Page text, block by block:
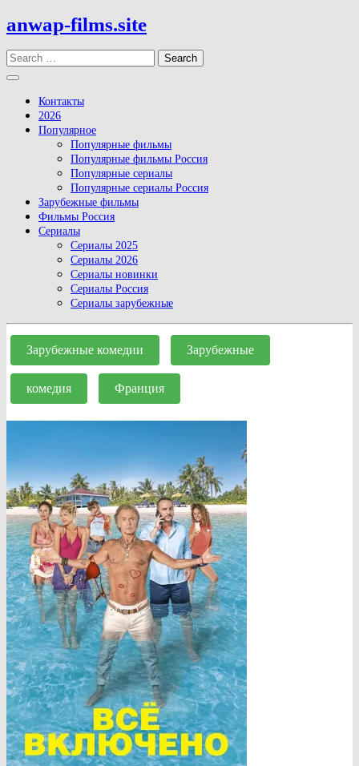
Skip
to
content
anwap-films.site
Search
Open
Button
Контакты
2026
Популярное
Популярные фильмы
Популярные фильмы Россия
Популярные сериалы
Популярные сериалы Россия
Зарубежные фильмы
Фильмы Россия
Сериалы
Сериалы 2025
Сериалы 2026
Сериалы новинки
Сериалы Россия
Сериалы зарубежные
Close
Button
Зарубежные комедии Зарубежные
комедия Франция